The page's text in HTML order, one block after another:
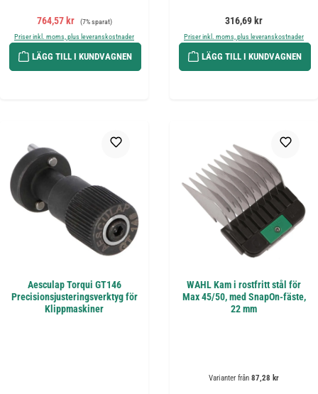
Försäljningspris:
764,57 kr Ordinarie pris:
(7% sparat)
Priser inkl. moms, plus leveranskostnader
LÄGG TILL I KUNDVAGNEN
Ordinarie pris:
316,69 kr
Priser inkl. moms, plus leveranskostnader
LÄGG TILL I KUNDVAGNEN
Aesculap Torqui GT146
Precisionsjusteringsverktyg för
Klippmaskiner
WAHL Kam i rostfritt stål för
Max 45/50, med SnapOn-fäste,
22 mm
Varianter från 87,28 kr